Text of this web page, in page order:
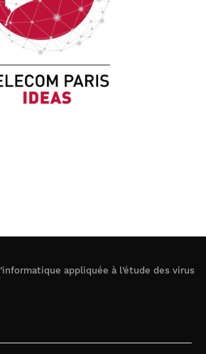
appliquée à l’étude des virus